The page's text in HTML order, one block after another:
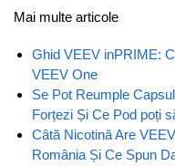
Mai multe articole
Ghid VEEV inPRIME:
VEEV One
Se Pot Reumple
Forțezi Și Ce Pod poți
Câtă Nicotină Are
România Și Ce Spun